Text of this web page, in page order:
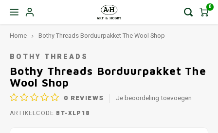
0
Home Bothy Threads Borduurpakket The Wool Shop
BOTHY THREADS
Bothy Threads Borduurpakket The
Wool Shop
0 REVIEWS Je beoordeling toevoegen
ARTIKELCODE BT-XLP18